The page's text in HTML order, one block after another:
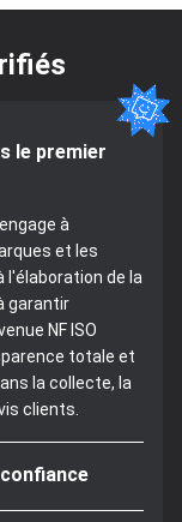
le premier
à
et les
de la
garantir
NF ISO
totale et
la collecte, la
clients.